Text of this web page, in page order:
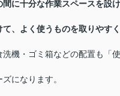
間に十分な作業スペースを設
て、よく使うものを取りやすく
機・ゴミ箱などの配置も「
になります。